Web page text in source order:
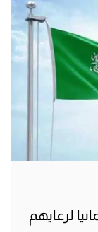
لرعايهم